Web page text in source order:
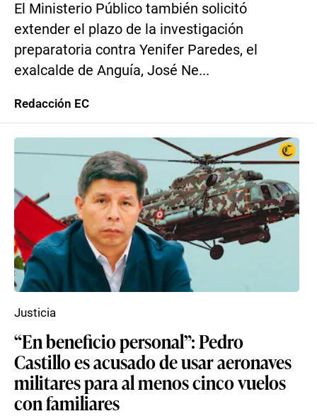
El Ministerio Público también solicitó
extender el plazo de la investigación
preparatoria contra Yenifer Paredes, el
exalcalde de Anguía, José Ne...
Redacción EC
“En beneficio personal”: Pedro
Castillo es acusado de usar aeronaves
militares para al menos cinco vuelos
con familiares
Justicia